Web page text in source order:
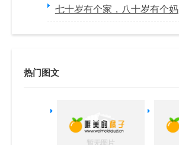
七十岁有个家，八十岁有个妈
热门图文